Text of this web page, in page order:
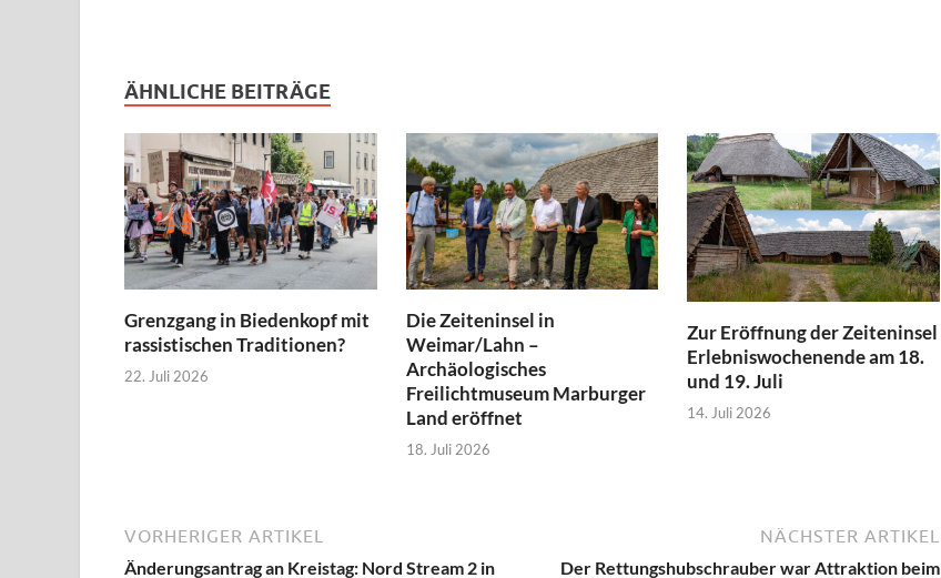
ÄHNLICHE BEITRÄGE
Grenzgang in Biedenkopf mit
rassistischen Traditionen?
22. Juli 2026
Die Zeiteninsel in
Weimar/Lahn –
Archäologisches
Freilichtmuseum Marburger
Land eröffnet
18. Juli 2026
Zur Eröffnung der Zeiteninsel
Erlebniswochenende am 18.
und 19. Juli
14. Juli 2026
VORHERIGER ARTIKEL
Änderungsantrag an Kreistag: Nord Stream 2 in
NÄCHSTER ARTIKEL
Der Rettungshubschrauber war Attraktion beim